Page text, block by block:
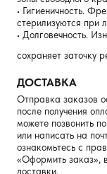
• Гигиеничность.
стерилизуются при
• Долговечность.
сохраняет заточку
ДОСТАВКА
Отправка заказов
после получения
можете позвонить
или написать на
ознакомьтесь с
«Оформить заказ»,
доставки.